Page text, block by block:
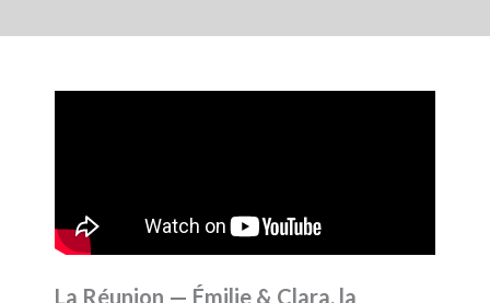
La Réunion — Émilie & Clara, la